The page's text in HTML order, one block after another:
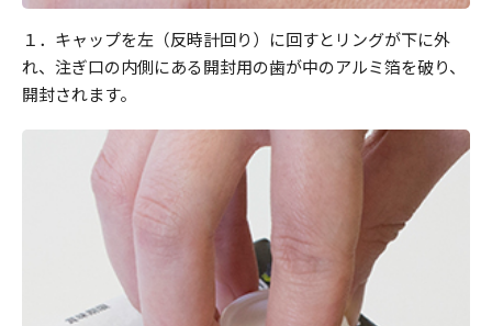
１．キャップを左（反時計回り）に回すとリングが下に外
れ、注ぎ口の内側にある開封用の歯が中のアルミ箔を破り、
開封されます。